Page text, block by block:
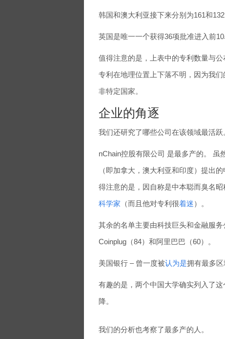
韩国和澳大利亚接下来分别为161和132
英国是唯一一个获得36项批准进入前10
值得注意的是，上表中的专利数量与
专利在地理位置上下落不明，因为我们
非特定国家。
企业的角逐
我们还研究了哪些公司在该领域最活跃
nChain控股有限公司 是最多产的。 虽
（即加拿大，澳大利亚和印度）提出
得注意的是，因自称是中本聪而臭名
科学家 （而且他对专利很着迷）。
其余的名单主要由科技巨头和金融服
Coinplug（84）和阿里巴巴（60）。
美国银行 – 曾一度被认为是拥有最多区
有趣的是，两个中国大学确实列入了
降。
我们的分析也考察了最多产的人。